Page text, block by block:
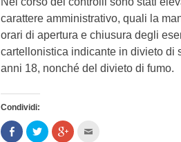
carattere amministrativo, quali la
orari di apertura e chiusura degli
cartellonistica indicante in divieto di
anni 18, nonché del divieto di fumo.
Condividi:
Condividi
su
Clicca
per
Clicca
per